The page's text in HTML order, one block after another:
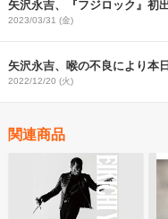
矢沢永吉、『フジロック』初
2023/03/31 (金)
矢沢永吉、喉の不良により本
2022/12/20 (火)
関連商品